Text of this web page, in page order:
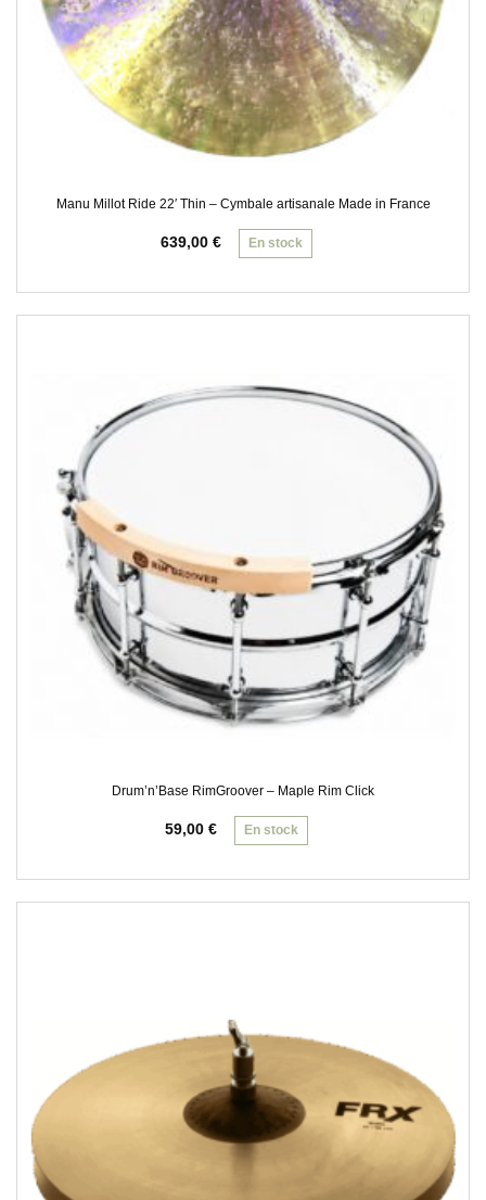
Manu Millot Ride 22′ Thin – Cymbale artisanale Made in France
639,00 € En stock
Drum’n’Base RimGroover – Maple Rim Click
59,00 € En stock